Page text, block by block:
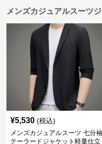
メンズカジュアルスーツ
¥5,530 (税込)
メンズカジュアルスーツ 七分袖
テーラードジャケット軽量仕立